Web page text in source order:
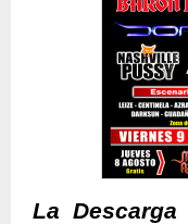
La Descarga